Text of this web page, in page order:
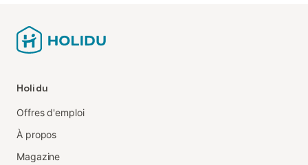
Holidu
Offres d'emploi
À propos
Magazine